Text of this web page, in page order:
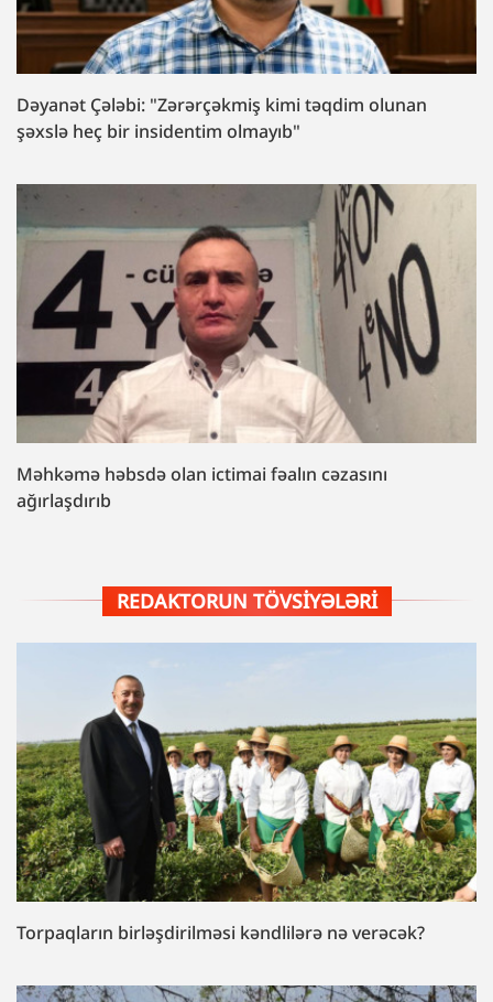
Dəyanət Çələbi: "Zərərçəkmiş kimi təqdim olunan
şəxslə heç bir insidentim olmayıb"
Məhkəmə həbsdə olan ictimai fəalın cəzasını
ağırlaşdırıb
REDAKTORUN TÖVSIYƏLƏRI
Torpaqların birləşdirilməsi kəndlilərə nə verəcək?